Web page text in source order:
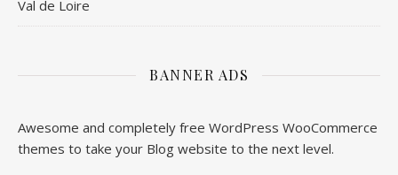
Val de Loire
BANNER ADS
Awesome and completely free WordPress WooCommerce
themes to take your Blog website to the next level.